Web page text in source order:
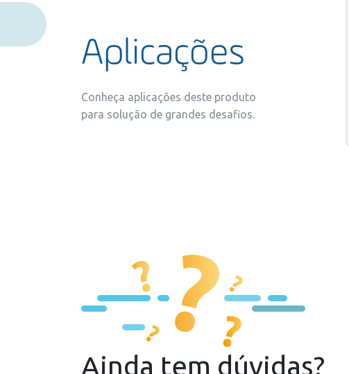
Aplicações
Conheça aplicações deste produto
para solução de grandes desafios.
Ainda tem dúvidas?